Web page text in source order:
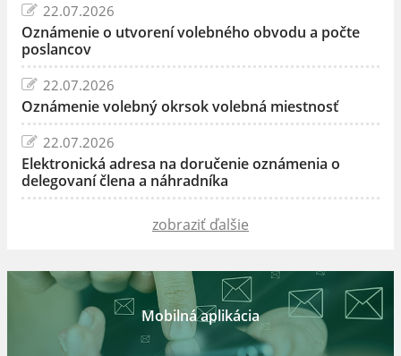
22.07.2026
Oznámenie o utvorení volebného obvodu a počte
poslancov
22.07.2026
Oznámenie volebný okrsok volebná miestnosť
22.07.2026
Elektronická adresa na doručenie oznámenia o
delegovaní člena a náhradníka
zobraziť ďalšie
Mobilná aplikácia